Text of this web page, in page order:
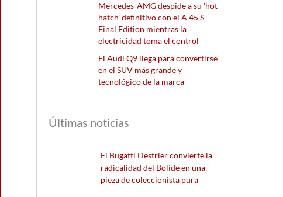
Mercedes-AMG despide a su 'hot
hatch' definitivo con el A 45 S
Final Edition mientras la
electricidad toma el control
El Audi Q9 llega para convertirse
en el SUV más grande y
tecnológico de la marca
Últimas noticias
El Bugatti Destrier convierte la
radicalidad del Bolide en una
pieza de coleccionista pura